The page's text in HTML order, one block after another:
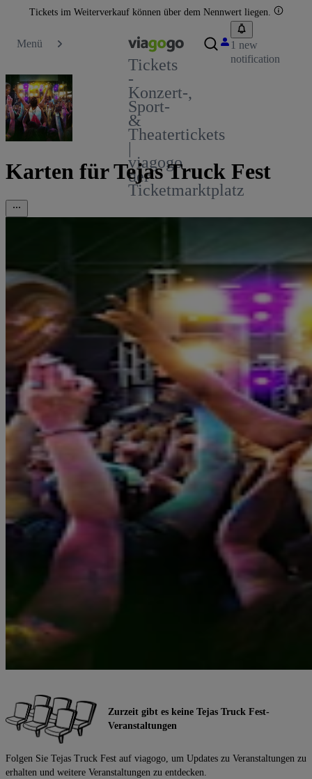
Tickets im Weiterverkauf können über dem Nennwert liegen.
Menü
Tickets
-
Konzert-,
Sport-
&
Theatertickets
|
viagogo
der
Ticketmarktplatz
1 new
notification
Karten für Tejas Truck Fest
Zurzeit gibt es keine Tejas Truck Fest-
Veranstaltungen
Folgen Sie Tejas Truck Fest auf viagogo, um Updates zu Veranstaltungen zu
erhalten und weitere Veranstaltungen zu entdecken.